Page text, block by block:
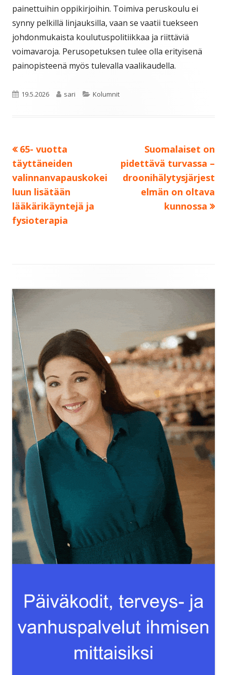
painettuihin oppikirjoihin. Toimiva peruskoulu ei
synny pelkillä linjauksilla, vaan se vaatii tuekseen
johdonmukaista koulutuspolitiikkaa ja riittäviä
voimavaroja. Perusopetuksen tulee olla erityisenä
painopisteenä myös tulevalla vaalikaudella.
Julkaistu
19.5.2026 Kirjoittaja
sari Kategoriat
Kolumnit
Artikkelien
selaus
Edellinen:
65- vuotta
täyttäneiden
valinnanvapauskokei
luun lisätään
lääkärikäyntejä ja
fysioterapia
Seuraava:
Suomalaiset on
pidettävä turvassa –
droonihälytysjärjest
elmän on oltava
kunnossa
Sivupalkki